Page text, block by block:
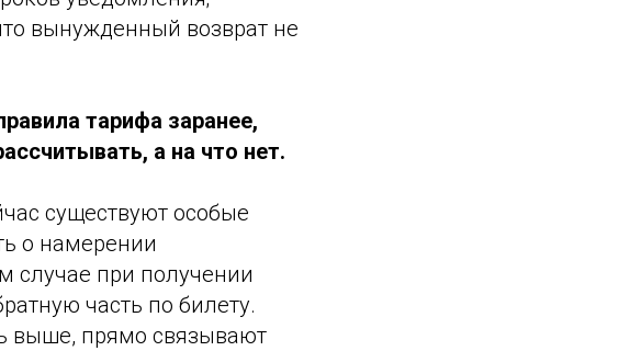
вынужденный возврат не
тарифа заранее,
а на что нет.
существуют особые
о намерении
случае при получении
часть по билету.
выше, прямо связывают